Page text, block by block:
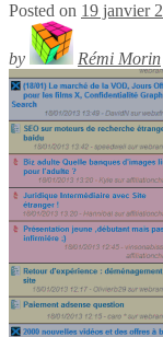
Posted on 19 janvier
by Rémi Morin